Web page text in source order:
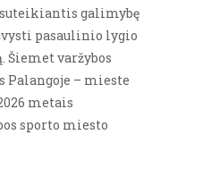
galimybę
pasaulinio lygio
Šiemet varžybos
– mieste
metais
sporto miesto